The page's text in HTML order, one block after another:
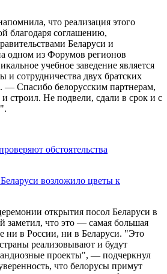
что реализация этого
благодаря соглашению,
Беларуси и
одном из Форумов регионов
учебное заведение является
сотрудничества двух братских
— Спасибо белорусским партнерам,
строил. Не подвели, сдали в срок и с
обстоятельства
возложило цветы к
открытия посол Беларуси в
заметил, что это — самая большая
ни в России, ни в Беларуси. "Это
реализовывают и будут
проекты", — подчеркнул
что белорусы примут